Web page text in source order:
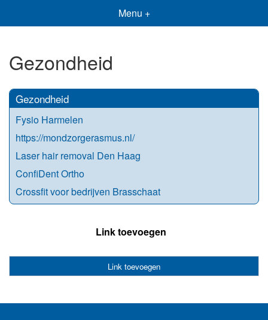
Menu +
Gezondheid
Gezondheid
Fysio Harmelen
https://mondzorgerasmus.nl/
Laser hair removal Den Haag
ConfiDent Ortho
Crossfit voor bedrijven Brasschaat
Link toevoegen
Link toevoegen